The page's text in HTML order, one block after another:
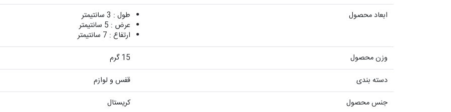
ابعاد محصول
طول : 3 سانتیمتر
عرض : 5 سانتیمتر
ارتفاع : 7 سانتیمتر
وزن محصول
15 گرم
دسته بندی
قفس و لوازم
جنس محصول
کریستال